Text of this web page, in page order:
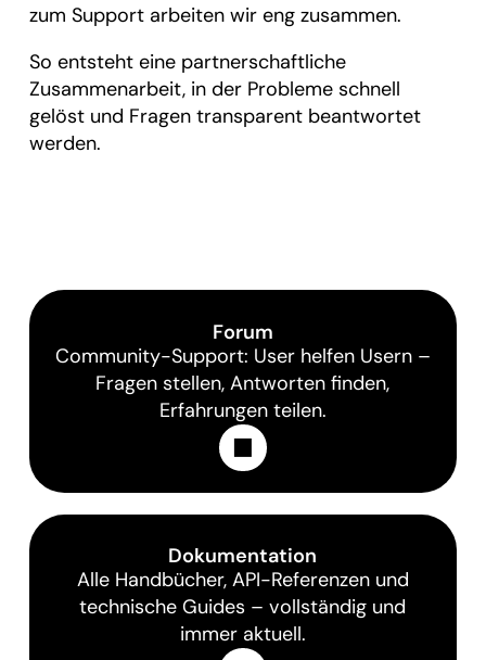
zum Support arbeiten wir eng zusammen.
So entsteht eine partnerschaftliche
Zusammenarbeit, in der Probleme schnell
gelöst und Fragen transparent beantwortet
werden.
Forum
Community-Support: User helfen Usern –
Fragen stellen, Antworten finden,
Erfahrungen teilen.
Learn More
Dokumentation
Alle Handbücher, API-Referenzen und
technische Guides – vollständig und
immer aktuell.